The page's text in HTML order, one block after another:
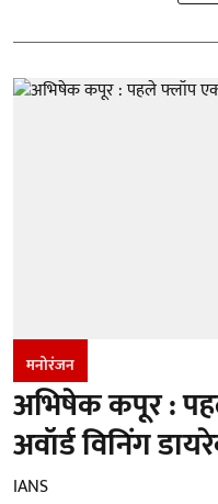
मनोरंजन
अभिषेक कपूर :
अवॉर्ड विनिंग
IANS